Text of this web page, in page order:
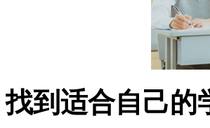
找到适合自己的